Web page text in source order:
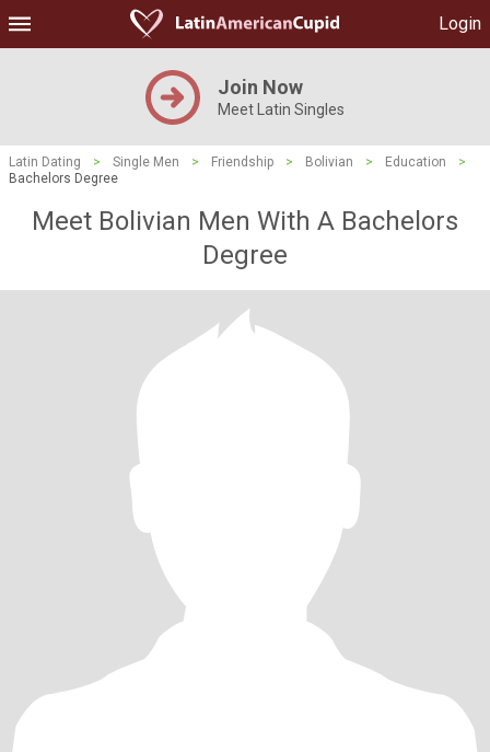
Login
Join Now
Meet Latin Singles
Latin Dating > Single Men > Friendship > Bolivian > Education
>
Bachelors Degree
Meet Bolivian Men With A Bachelors
Degree